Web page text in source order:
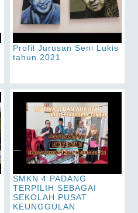
Profil Jurusan Seni Lukis
tahun 2021
SMKN 4 PADANG
TERPILIH SEBAGAI
SEKOLAH PUSAT
KEUNGGULAN